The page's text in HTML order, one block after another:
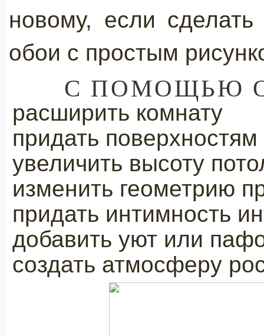
новому, если
обои с простым
С ПОМОЩЬЮ
расширить комнату
придать поверхностям
увеличить высоту
изменить геометрию
придать интимность
добавить уют или
создать атмосферу